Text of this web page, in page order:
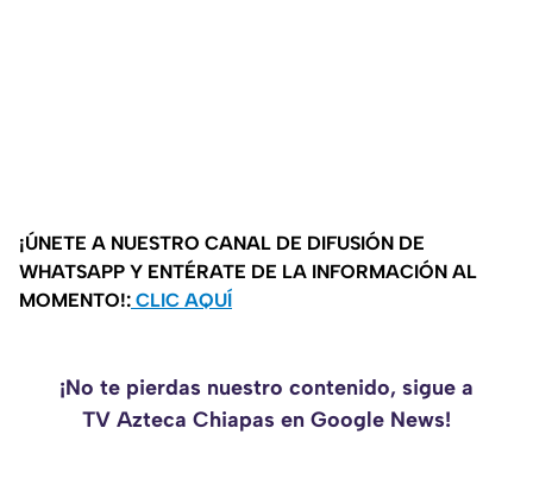
¡ÚNETE A NUESTRO CANAL DE DIFUSIÓN DE
WHATSAPP Y ENTÉRATE DE LA INFORMACIÓN AL
MOMENTO!: CLIC AQUÍ
¡No te pierdas nuestro contenido, sigue a
TV Azteca Chiapas en Google News!